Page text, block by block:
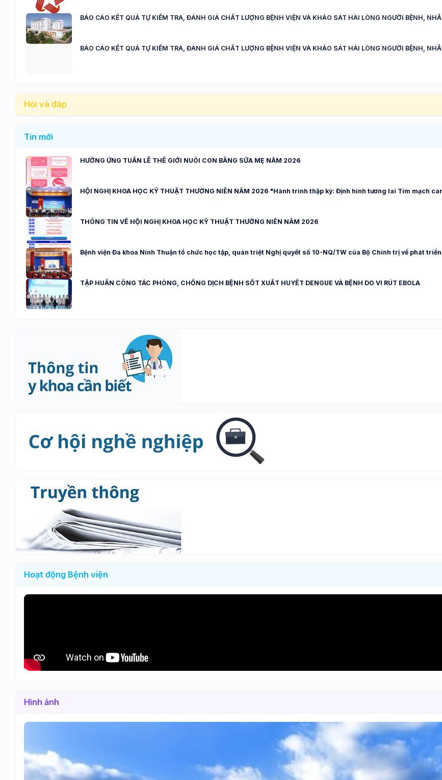
BÁO CÁO KẾT QUẢ TỰ KIỂM TRA, ĐÁNH GIÁ CHẤT LƯỢNG BỆNH VIỆN VÀ KHẢO SÁT HÀI LÒNG NGƯỜI BỆNH,
BÁO CÁO KẾT QUẢ TỰ KIỂM TRA, ĐÁNH GIÁ CHẤT LƯỢNG BỆNH VIỆN VÀ KHẢO SÁT HÀI LÒNG NGƯỜI BỆNH,
Hỏi và đáp
Tin mới
HƯỞNG ỨNG TUẦN LỄ THẾ GIỚI NUÔI CON BẰNG SỮA MẸ NĂM 2026
HỘI NGHỊ KHOA HỌC KỸ THUẬT THƯỜNG NIÊN NĂM 2026 "Hành trình thập kỷ: Định hình tương lai Tim mạch
THÔNG TIN VỀ HỘI NGHỊ KHOA HỌC KỸ THUẬT THƯỜNG NIÊN NĂM 2026
Bệnh viện Đa khoa Ninh Thuận tổ chức học tập, quán triệt Nghị quyết số 10-NQ/TW của Bộ Chính trị về phát
TẬP HUẤN CÔNG TÁC PHÒNG, CHỐNG DỊCH BỆNH SỐT XUẤT HUYẾT DENGUE VÀ BỆNH DO VI RÚT EBOLA
Hoạt động Bệnh viện
Hình ảnh